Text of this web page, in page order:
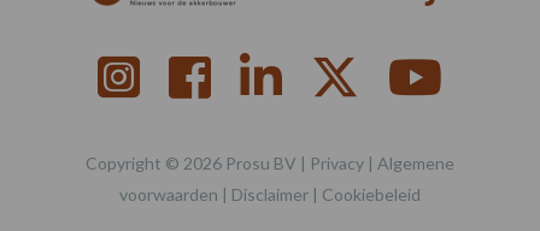
Copyright © 2026 Prosu BV | Privacy | Algemene
voorwaarden | Disclaimer | Cookiebeleid